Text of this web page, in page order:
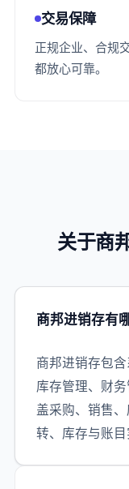
交易保障
正规企业、合规
都放心可靠。
关于商
商邦进销存有
商邦进销存包
库存管理、财
盖采购、销售
转、库存与账目